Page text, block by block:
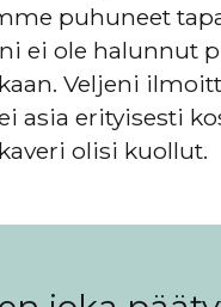
puhuneet
ei ole halunnut
Veljeni
asia erityisesti
olisi kuollut.